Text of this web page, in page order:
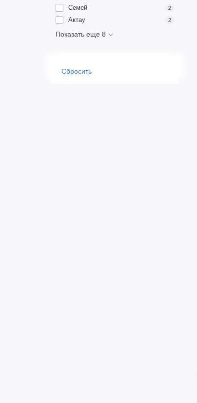
Семей 2
Актау 2
Показать еще 8
Сбросить